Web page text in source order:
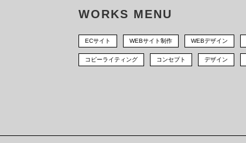
WORKS MENU
ECサイト WEBサイト制作 WEBデザイン
コピーライティング コンセプト デザイン